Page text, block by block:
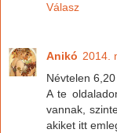
Válasz
Anikó 2014.
Névtelen 6,20
A te
vannak,
akiket itt